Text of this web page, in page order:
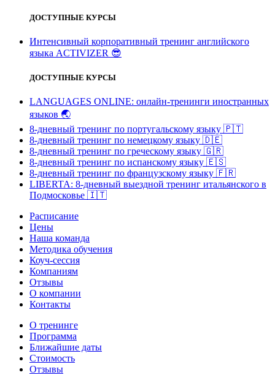
ДОСТУПНЫЕ КУРСЫ
Интенсивный корпоративный тренинг английского
языка ACTIVIZER 😎
ДОСТУПНЫЕ КУРСЫ
LANGUAGES ONLINE: онлайн-тренинги иностранных
языков 🌏
8-дневный тренинг по португальскому языку 🇵🇹
8-дневный тренинг по немецкому языку 🇩🇪
8-дневный тренинг по греческому языку 🇬🇷
8-дневный тренинг по испанскому языку 🇪🇸
8-дневный тренинг по французскому языку 🇫🇷
LIBERTA: 8-дневный выездной тренинг итальянского в
Подмосковье 🇮🇹
Расписание
Цены
Наша команда
Методика обучения
Коуч-сессия
Компаниям
Отзывы
О компании
Контакты
О тренинге
Программа
Ближайшие даты
Стоимость
Отзывы